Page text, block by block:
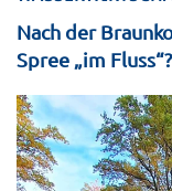
Nach der
Spree „im Fluss“?